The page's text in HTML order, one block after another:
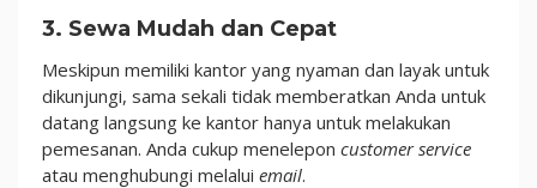
3. Sewa Mudah dan Cepat
Meskipun memiliki kantor yang nyaman dan layak untuk
dikunjungi, sama sekali tidak memberatkan Anda untuk
datang langsung ke kantor hanya untuk melakukan
pemesanan. Anda cukup menelepon customer service
atau menghubungi melalui email.